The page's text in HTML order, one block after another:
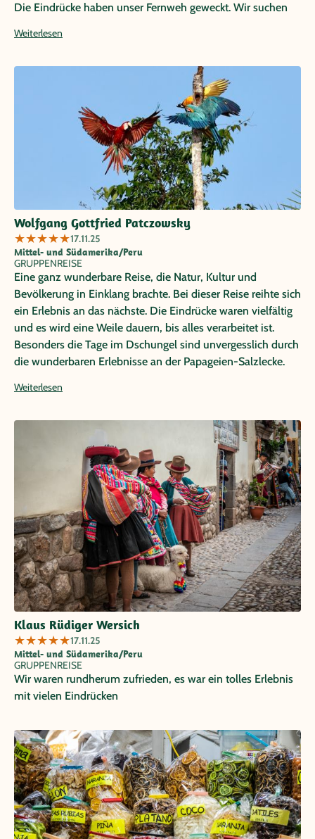
Die Eindrücke haben unser Fernweh geweckt. Wir suchen
tolle Erfahrung.
Weiterlesen
Wolfgang Gottfried Patczowsky
★★★★★17.11.25
Mittel- und Südamerika/Peru
GRUPPENREISE
Eine ganz wunderbare Reise, die Natur, Kultur und
Bevölkerung in Einklang brachte. Bei dieser Reise reihte sich
ein Erlebnis an das nächste. Die Eindrücke waren vielfältig
und es wird eine Weile dauern, bis alles verarbeitet ist.
Besonders die Tage im Dschungel sind unvergesslich durch
die wunderbaren Erlebnisse an der Papageien-Salzlecke.
bestens gewählt. Der 2-tägige Inkatrail war anstrengend,
entschädigt. Auf frühes aufstehen muss man sich
einstellen-aber wir sind ja auf Abenteuer und nicht im
Weiterlesen
Klaus Rüdiger Wersich
★★★★★17.11.25
Mittel- und Südamerika/Peru
GRUPPENREISE
Wir waren rundherum zufrieden, es war ein tolles Erlebnis
mit vielen Eindrücken